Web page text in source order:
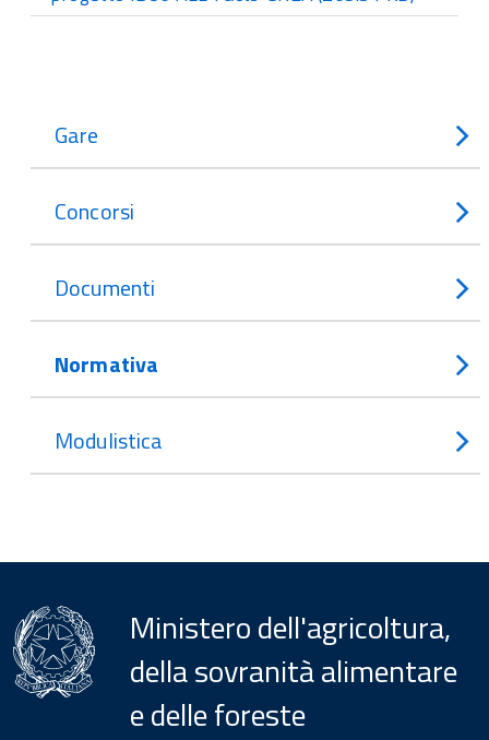
Gare
Concorsi
Documenti
Normativa
Modulistica
Ministero dell'agricoltura,
della sovranità alimentare
e delle foreste